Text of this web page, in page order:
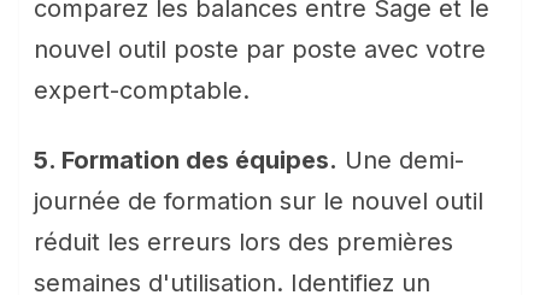
comparez les balances entre Sage et le
nouvel outil poste par poste avec votre
expert-comptable.
5. Formation des équipes. Une demi-
journée de formation sur le nouvel outil
réduit les erreurs lors des premières
semaines d'utilisation. Identifiez un